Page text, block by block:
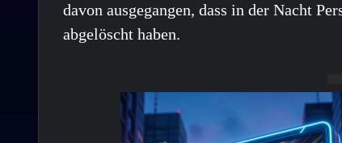
davon ausgegangen, dass in der Nacht
abgelöscht haben.